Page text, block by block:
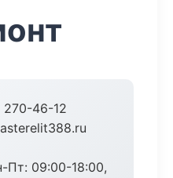
46-12
Пт: 09:00-18:00,